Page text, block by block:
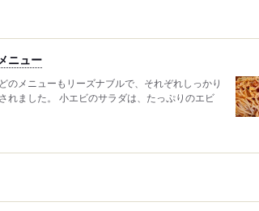
ニュー
メニューもリーズナブルで、それぞれしっかり
れました。 小エビのサラダは、たっぷりのエビ